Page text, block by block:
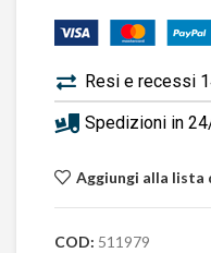
Resi e recessi
Spedizioni in
Aggiungi alla lista
COD: 511979